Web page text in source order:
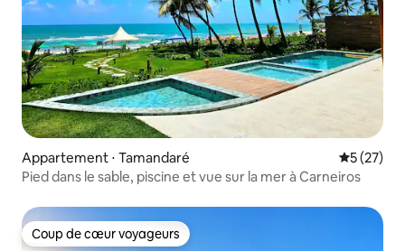
Appartement ⋅ Tamandaré
5 (27)
Pied dans le sable, piscine et vue sur la mer à Carneiros
Coup de cœur voyageurs
Coup de cœur voyageurs